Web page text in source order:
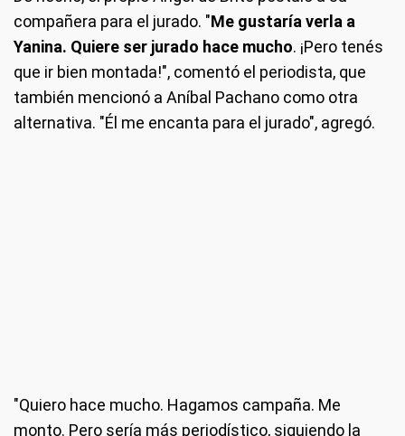
compañera para el jurado. "Me gustaría verla a
Yanina. Quiere ser jurado hace mucho. ¡Pero tenés
que ir bien montada!", comentó el periodista, que
también mencionó a Aníbal Pachano como otra
alternativa. "Él me encanta para el jurado", agregó.
"Quiero hace mucho. Hagamos campaña. Me
monto. Pero sería más periodístico, siguiendo la